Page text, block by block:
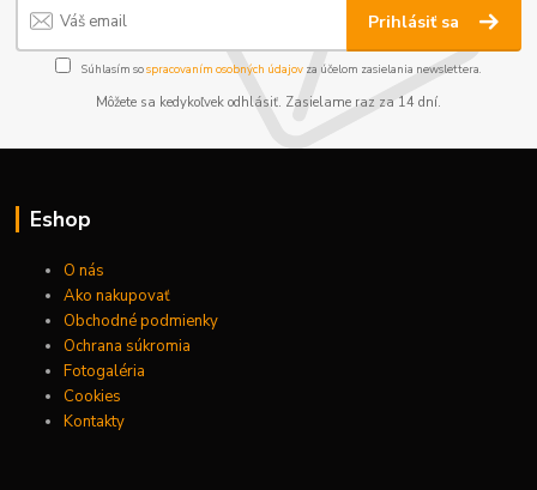
Prihlásiť sa
Súhlasím sospracovaním osobných údajov za účelom zasielania newslettera.
Môžete sa kedykoľvek odhlásiť. Zasielame raz za 14 dní.
Eshop
O nás
Ako nakupovať
Obchodné podmienky
Ochrana súkromia
Fotogaléria
Cookies
Kontakty